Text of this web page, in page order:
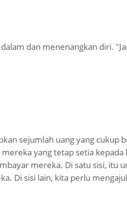
dan menenangkan diri.
sejumlah uang yang cukup
mereka yang tetap setia
mereka. Di satu sisi, itu
Di sisi lain, kita perlu